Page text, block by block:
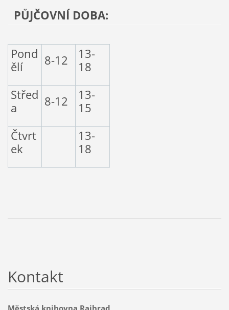
PŮJČOVNÍ DOBA:
Pond
ělí
8-12
13-
18
Střed
a
8-12
13-
15
Čtvrt
ek
13-
18
Kontakt
Městská knihovna Rajhrad